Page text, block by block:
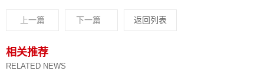
上一篇 下一篇 返回列表
相关推荐
RELATED NEWS